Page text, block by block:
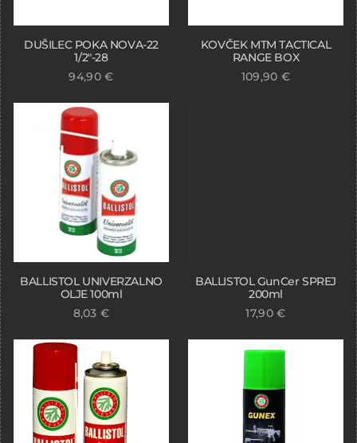
DUŠILEC POKA NOVA-22
1/2″-28
94,90€
KOVČEK MTM TACTICAL
RANGE BOX
109,90 €
BALLISTOL UNIVERZALNO
OLJE 100ml
8,03€
BALLISTOL GunCer SPREJ
200ml
17,90€